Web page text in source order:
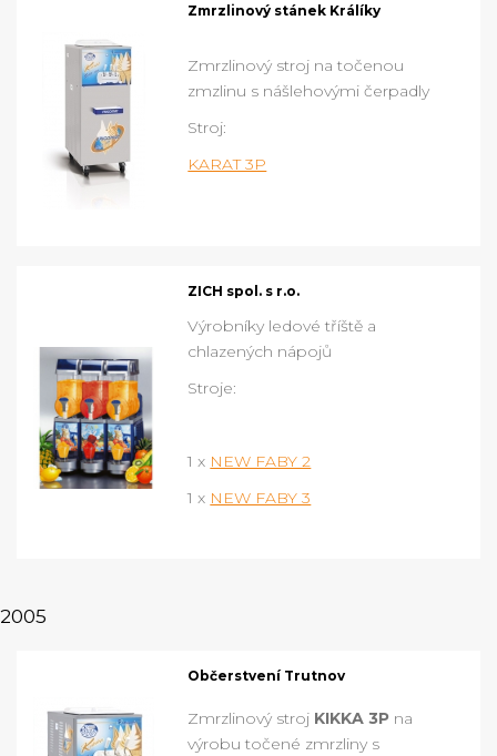
Zmrzlinový stánek Králíky
Zmrzlinový stroj na točenou
zmzlinu s nášlehovými čerpadly
Stroj:
KARAT 3P
ZICH spol. s r.o.
Výrobníky ledové tříště a
chlazených nápojů
Stroje:
1 x NEW FABY 2
1 x NEW FABY 3
2005
Občerstvení Trutnov
Zmrzlinový stroj KIKKA 3P na
výrobu točené zmrzliny s